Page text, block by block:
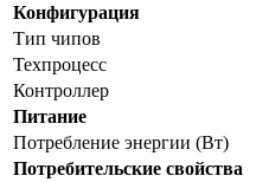
Конфигурация
Тип чипов
Техпроцесс
Контроллер
Питание
Потребление энергии (Вт)
Потребительские свойства